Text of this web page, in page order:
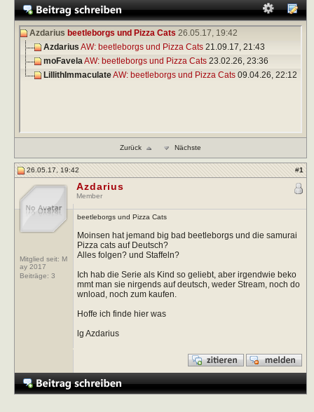
Azdarius beetleborgs und Pizza Cats 26.05.17, 19:42
Azdarius AW: beetleborgs und Pizza Cats 21.09.17, 21:43
moFavelaAW: beetleborgs und Pizza Cats 23.02.26, 23:36
LillithImmaculateAW: beetleborgs und Pizza Cats 09.04.26, 22:12
Zurück Nächste
26.05.17, 19:42 #1
Mitglied seit: M
ay 2017
Beiträge: 3
Azdarius
Member
beetleborgs und Pizza Cats
Moinsen hat jemand big bad beetleborgs und die samurai
Pizza cats auf Deutsch?
Alles folgen? und Staffeln?
Ich hab die Serie als Kind so geliebt, aber irgendwie beko
mmt man sie nirgends auf deutsch, weder Stream, noch do
wnload, noch zum kaufen.
Hoffe ich finde hier was
lg Azdarius